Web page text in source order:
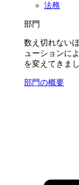
法務
部門
数え切れない
ューションに
を変えてきまし
部門の概要